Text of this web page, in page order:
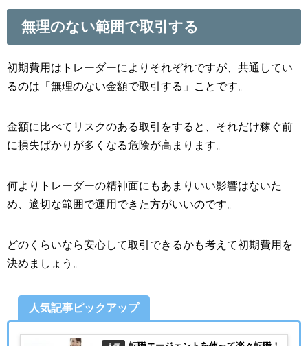
無理のない範囲で取引する
初期費用はトレーダーによりそれぞれですが、共通してい
るのは「無理のない金額で取引する」ことです。
金額に比べてリスクのある取引をすると、それだけ稼ぐ前
に損失ばかりが多くなる危険が高まります。
何よりトレーダーの精神面にもあまりいい影響はないた
め、適切な範囲で運用できた方がいいのです。
どのくらいなら安心して取引できるかも考えて初期費用を
決めましょう。
人気記事ピックアップ